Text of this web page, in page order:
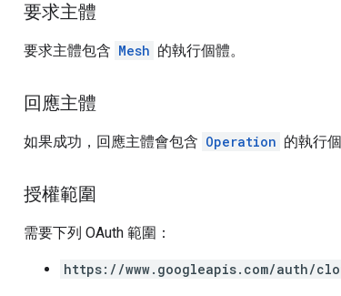
要求主體
要求主體包含 Mesh 的執行個體。
回應主體
如果成功，回應主體會包含 Operation 的執行個
授權範圍
需要下列 OAuth 範圍：
https://www.googleapis.com/auth/